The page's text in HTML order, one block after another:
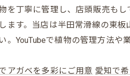
を丁寧に管理し、店頭販売も
ます。当店は半田常滑線の東
。YouTubeで植物の管理方法や
アガベを多彩にご用意 愛知で